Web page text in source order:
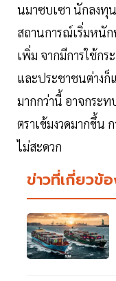
นมาซบเซา นักลงทุน
สถานการณ์เริ่มหนัก
เพิ่ม จากมีการใช้ก
และประชาชนต่าง
มากกว่านี้ อาจกระ
ตราเข้มงวดมากขึ้น
ไม่สะดวก
ข่าวที่เกี่ยวข้